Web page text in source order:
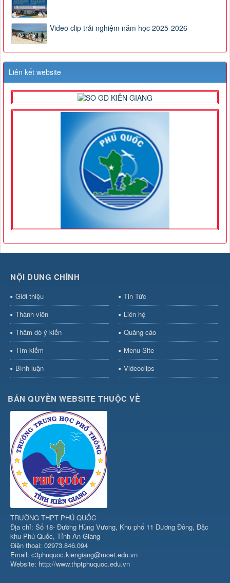
Video clip trải nghiệm năm học 2025-2026
Liên kết website
NỘI DUNG CHÍNH
Giới thiệu
Tin Tức
Thành viên
Liên hệ
Thăm dò ý kiến
Quảng cáo
Tìm kiếm
Menu Site
Bình luận
Videoclips
BẢN QUYỀN WEBSITE THUỘC VỀ
TRƯỜNG THPT PHÚ QUỐC
Địa chỉ: Số 18- Đường Hùng Vương, Khu phố 11 Dương Đông, Đặc
khu Phú Quốc, Tỉnh An Giang
Điện thoại: 02973.846.094
Email: c3phuquoc.kiengiang@moet.edu.vn
Website: http://www.thptphuquoc.edu.vn